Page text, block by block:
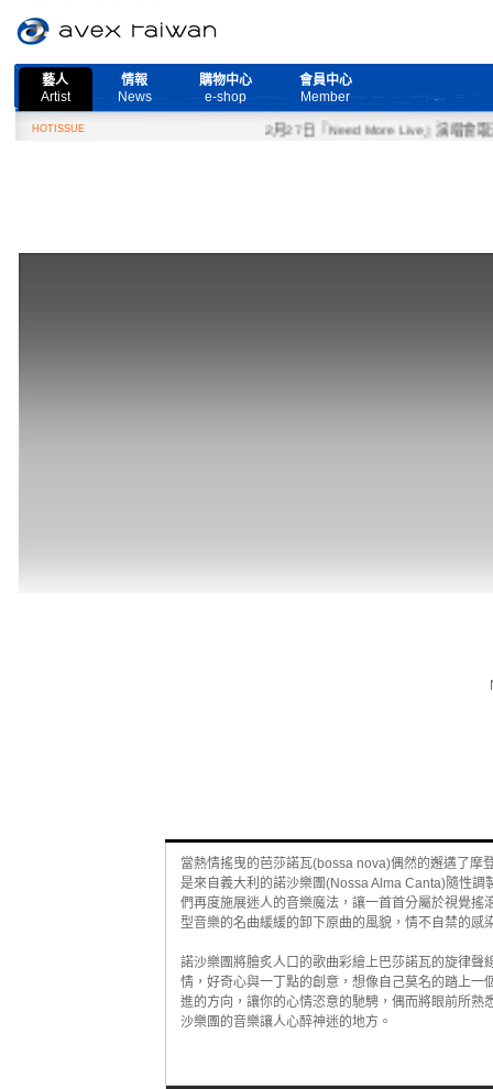
藝人
Artist
情報
News
購物中心
e-shop
會員中心
Member
HOTISSUE 2月27日『Need More Live』演唱會取消
當熱情搖曳的芭莎諾瓦(bossa nova)偶然的邂遘了摩
是來自義大利的諾沙樂團(Nossa Alma Canta)隨性
們再度施展迷人的音樂魔法，讓一首首分屬於視覺
型音樂的名曲緩緩的卸下原曲的風貌，情不自禁的
諾沙樂團將膾炙人口的歌曲彩繪上巴莎諾瓦的旋律
情，好奇心與一丁點的創意，想像自己莫名的踏上
進的方向，讓你的心情恣意的馳騁，偶而將眼前所
沙樂團的音樂讓人心醉神迷的地方。